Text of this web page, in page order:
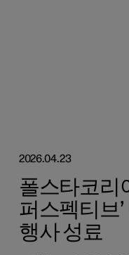
2026.04.23
폴스타코리
퍼스펙티브
행사 성료